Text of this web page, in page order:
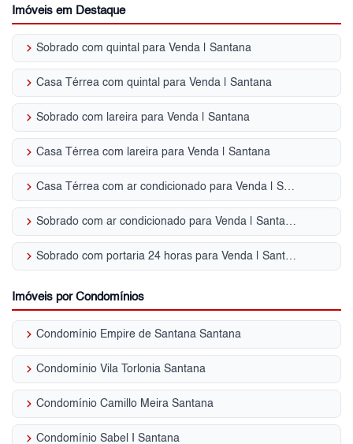
Imóveis em Destaque
keyboard_arrow_right Sobrado com quintal para Venda | Santana
keyboard_arrow_right Casa Térrea com quintal para Venda | Santana
keyboard_arrow_right Sobrado com lareira para Venda | Santana
keyboard_arrow_right Casa Térrea com lareira para Venda | Santana
keyboard_arrow_right Casa Térrea com ar condicionado para Venda | Santana
keyboard_arrow_right Sobrado com ar condicionado para Venda | Santana
keyboard_arrow_right Sobrado com portaria 24 horas para Venda | Santana
Imóveis por Condomínios
keyboard_arrow_right Condomínio Empire de Santana Santana
keyboard_arrow_right Condomínio Vila Torlonia Santana
keyboard_arrow_right Condomínio Camillo Meira Santana
keyboard_arrow_right Condomínio Sabel I Santana